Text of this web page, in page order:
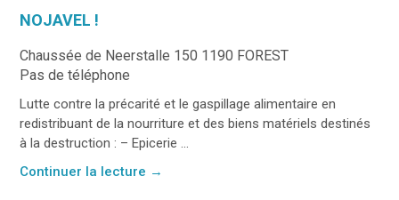
NOJAVEL !
Chaussée de Neerstalle 150 1190 FOREST
Pas de téléphone
Lutte contre la précarité et le gaspillage alimentaire en
redistribuant de la nourriture et des biens matériels destinés
à la destruction : – Epicerie ...
Continuer la lecture →